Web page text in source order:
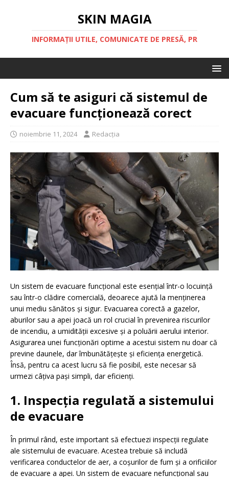
SKIN MAGIA
INFORMAȚII UTILE, COMUNICATE DE PRESĂ, PR
Cum să te asiguri că sistemul de
evacuare funcționează corect
noiembrie 11, 2024 Redacția
Un sistem de evacuare funcțional este esențial într-o locuință
sau într-o clădire comercială, deoarece ajută la menținerea
unui mediu sănătos și sigur. Evacuarea corectă a gazelor,
aburilor sau a apei joacă un rol crucial în prevenirea riscurilor
de incendiu, a umidității excesive și a poluării aerului interior.
Asigurarea unei funcționări optime a acestui sistem nu doar că
previne daunele, dar îmbunătățește și eficiența energetică.
Însă, pentru ca acest lucru să fie posibil, este necesar să
urmezi câțiva pași simpli, dar eficienți.
1. Inspecția regulată a sistemului
de evacuare
În primul rând, este important să efectuezi inspecții regulate
ale sistemului de evacuare. Acestea trebuie să includă
verificarea conductelor de aer, a coșurilor de fum și a orificiilor
de evacuare a apei. Un sistem de evacuare nefuncțional sau